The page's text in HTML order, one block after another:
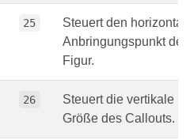
25
Steuert den
Anbringungspunkt der
Figur.
26
Steuert die vertikale
Größe des Callouts.